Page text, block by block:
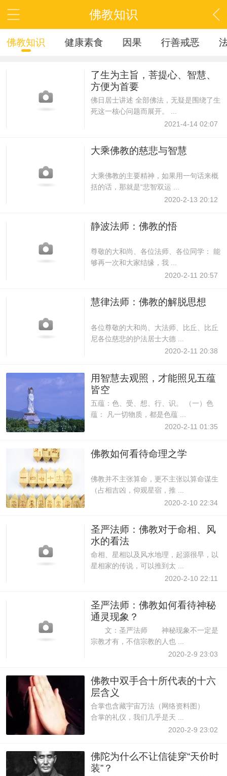
佛教知识
佛教知识 健康素食 因果 行善戒恶
了生为主旨，菩提心、智慧、
方便为首要
佛日居士讲述 全部佛法，无疑是围绕了生
死这一核心问题而展开。 ...
2021-4-14 02:07
大乘佛教的慈悲与智慧
大乘佛教的主要精神，如果用一句话来概
括的话，那就是“悲智双运 ...
2020-2-13 20:12
静波法师：佛教的悟
尊敬的大和尚、各位法师、各位同学： 能
够再一次和大家结缘，我 ...
2020-2-11 20:57
慧律法师：佛教的解脱思想
各位尊敬的大和尚、大法师、比丘、比丘
尼各位慈悲的护法居士大德 ...
2020-2-11 20:38
用智慧去观照，才能照见五蕴
皆空
五蕴：色、受、想、行、识。 （一）色
蕴： 凡一切物质，都是色蕴 ...
2020-2-11 01:35
佛教如何看待命理之学
佛教并不主张算命，更不主张以算命谋生
（占相吉凶，仰观星宿，推 ...
2020-2-10 22:34
圣严法师：佛教对于命相、风
水的看法
命相、星相以及风水地理，起源很早，以
星相家的传说，可以推到太 ...
2020-2-10 22:11
圣严法师：佛教如何看待神秘
通灵现象？
文：圣严法师 神秘现象不一定是
宗教才有，不信宗教的人也 ...
2020-2-9 23:03
佛教中双手合十所代表的十六
层含义
合掌也含藏宇宙万法（网络资料图）
合掌的礼仪，我们几乎是天 ...
2020-2-9 23:02
佛陀为什么不让信徒穿“天价时
装”？